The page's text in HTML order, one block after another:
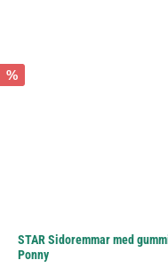
%
STAR Sidoremmar med
Ponny